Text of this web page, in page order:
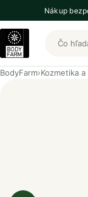
Nákup
Hľadať
BodyFarm›Kozmetika